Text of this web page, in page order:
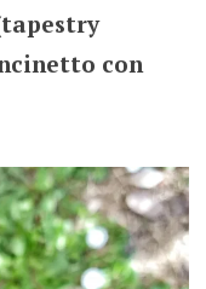
con